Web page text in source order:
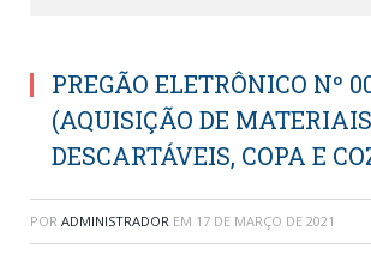
PREGÃO ELETRÔNICO Nº
(AQUISIÇÃO DE MATERIAIS
DESCARTÁVEIS, COPA E
POR ADMINISTRADOR EM 17 DE MARÇO DE 2021